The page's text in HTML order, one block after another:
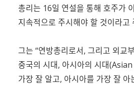
총리는 16일 연설을 통해 호주가
지속적으로 주시해야 할 것이라고
그는 “연방총리로서, 그리고 외교
중국의 시대, 아시아의 시대
가장 잘 알고, 아시아를 가장 잘 아